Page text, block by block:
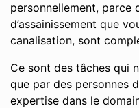
personnellement, parce
d’assainissement que
canalisation, sont
Ce sont des tâches qui
que par des personnes
expertise dans le